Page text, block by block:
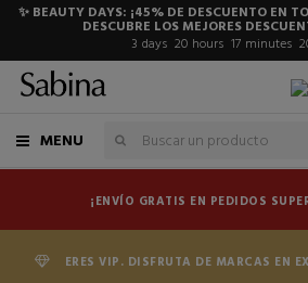
✨ BEAUTY DAYS: ¡45% DE DESCUENTO EN
DESCUBRE LOS MEJORES
3 days 20 hours 17 minutes
MENU
¡ENVÍO GRATIS EN PEDIDOS
ERES VIP. DISFRUTA DE MARCAS EN